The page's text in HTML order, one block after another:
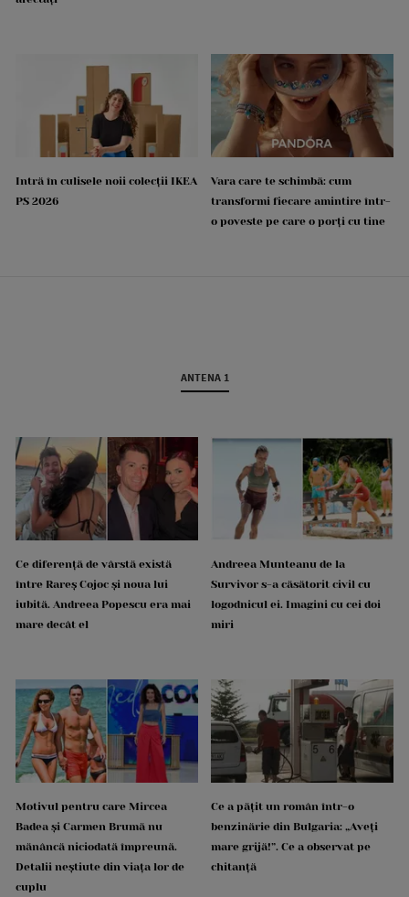
Intră în culisele noii colecții IKEA
PS 2026
Vara care te schimbă: cum
transformi fiecare amintire într-
o poveste pe care o porți cu tine
ANTENA 1
Ce diferență de vârstă există
între Rareș Cojoc și noua lui
iubită. Andreea Popescu era mai
mare decât el
Andreea Munteanu de la
Survivor s-a căsătorit civil cu
logodnicul ei. Imagini cu cei doi
miri
Motivul pentru care Mircea
Badea și Carmen Brumă nu
mănâncă niciodată împreună.
Detalii neștiute din viața lor de
cuplu
Ce a pățit un român într-o
benzinărie din Bulgaria: „Aveți
mare grijă!”. Ce a observat pe
chitanță